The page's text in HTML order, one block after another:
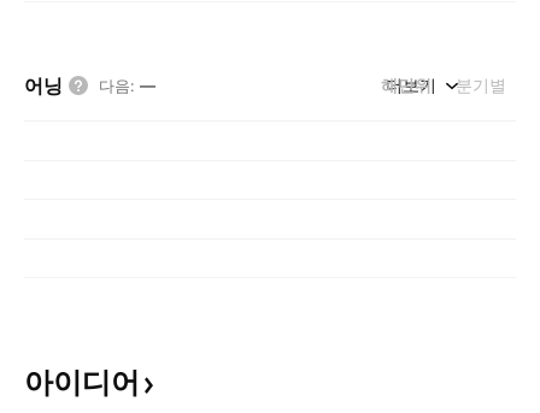
어닝 다음: — 해단위 분기별
더보기
아이디어